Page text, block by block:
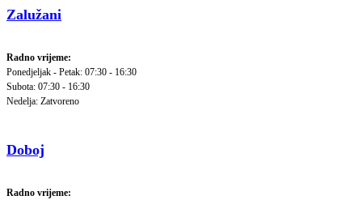
Zalužani
Radno vrijeme:
Ponedjeljak - Petak: 07:30 - 16:30
Subota: 07:30 - 16:30
Nedelja: Zatvoreno
Doboj
Radno vrijeme: